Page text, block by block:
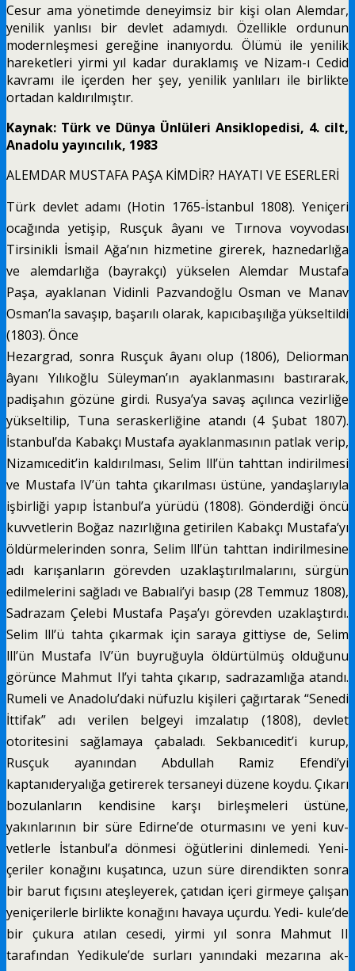
Cesur ama yönetimde deneyimsiz bir kişi olan Alemdar,
yenilik yanlısı bir devlet adamıydı. Özellik­le ordunun
modernleşmesi gereğine inanıyordu. Ölü­mü ile yenilik
hareketleri yirmi yıl kadar duraklamış ve Nizam-ı Cedid
kavramı ile içerden her şey, yenilik yanlıları ile birlikte
ortadan kaldırılmıştır.
Kaynak: Türk ve Dünya Ünlüleri Ansiklopedisi, 4. cilt,
Anadolu yayıncılık, 1983
ALEMDAR MUSTAFA PAŞA KİMDİR? HAYATI VE ESERLERİ
Türk devlet adamı (Hotin 1765-İstanbul 1808). Yeniçe­ri
ocağında yetişip, Rusçuk âyanı ve Tırnova voyvodası
Tirsinikli İsmail Ağa’nın hizmetine girerek, haznedarlığa
ve alemdarlığa (bayrakçı) yükselen Alemdar Mustafa
Paşa, ayaklanan Vidinli Pazvandoğlu Osman ve Manav
Osman’la savaşıp, başarılı olarak, kapıcıbaşılığa yüksel­tildi
(1803). Önce
Hezargrad, sonra Rusçuk âyanı olup (1806), Deliorman
âyanı Yılıkoğlu Süleyman’ın ayak­lanmasını bastırarak,
padişahın gözüne girdi. Rusya’ya savaş açılınca vezirliğe
yükseltilip, Tuna seraskerliğine atandı (4 Şubat 1807).
İstanbul’da Kabakçı Mustafa ayaklanmasının patlak verip,
Nizamıcedit’in kaldırılma­sı, Selim lll’ün tahttan indirilmesi
ve Mustafa IV’ün tahta çıkarılması üstüne, yandaşlarıyla
işbirliği yapıp İstan­bul’a yürüdü (1808). Gönderdiği öncü
kuvvetlerin Bo­ğaz nazırlığına getirilen Kabakçı Mustafa’yı
öldürmele­rinden sonra, Selim lll’ün tahttan indirilmesine
adı karı­şanların görevden uzaklaştırılmalarını, sürgün
edilme­lerini sağladı ve Babıali’yi basıp (28 Temmuz 1808),
Sadrazam Çelebi Mustafa Paşa’yı görevden uzaklaştır­dı.
Selim lll’ü tahta çıkarmak için saraya gittiyse de, Se­lim
lll’ün Mustafa IV’ün buyruğuyla öldürtülmüş oldu­ğunu
görünce Mahmut Il’yi tahta çıkarıp, sadrazamlığa atandı.
Rumeli ve Anadolu’daki nüfuzlu kişileri çağırta­rak “Senedi
İttifak” adı verilen belgeyi imzalatıp (1808), devlet
otoritesini sağlamaya çabaladı. Sekbanıcedit’i kurup,
Rusçuk ayanından Abdullah Ramiz Efendi’yi
kaptanıderyalığa getirerek tersaneyi düzene koydu. Çı­karı
bozulanların kendisine karşı birleşmeleri üstüne,
yakınlarının bir süre Edirne’de oturmasını ve yeni kuv­
vetlerle İstanbul’a dönmesi öğütlerini dinlemedi. Yeni­
çeriler konağını kuşatınca, uzun süre direndikten sonra
bir barut fıçısını ateşleyerek, çatıdan içeri girmeye çalı­şan
yeniçerilerle birlikte konağını havaya uçurdu. Yedi- kule’de
bir çukura atılan cesedi, yirmi yıl sonra Mahmut II
tarafından Yedikule’de surları yanındaki mezarına ak­